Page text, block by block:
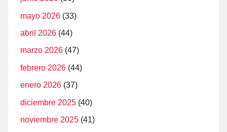
mayo 2026 (33)
abril 2026 (44)
marzo 2026 (47)
febrero 2026 (44)
enero 2026 (37)
diciembre 2025 (40)
noviembre 2025 (41)